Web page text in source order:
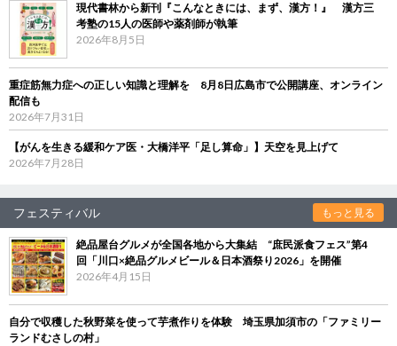
現代書林から新刊『こんなときには、まず、漢方！』 漢方三
考塾の15人の医師や薬剤師が執筆
2026年8月5日
重症筋無力症への正しい知識と理解を 8月8日広島市で公開講座、オンライン
配信も
2026年7月31日
【がんを生きる緩和ケア医・大橋洋平「足し算命」】天空を見上げて
2026年7月28日
フェスティバル もっと見る
絶品屋台グルメが全国各地から大集結 “庶民派食フェス”第4
回「川口×絶品グルメビール＆日本酒祭り2026」を開催
2026年4月15日
自分で収穫した秋野菜を使って芋煮作りを体験 埼玉県加須市の「ファミリー
ランドむさしの村」